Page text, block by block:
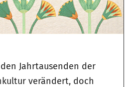
Jahrtausenden der
verändert, doch